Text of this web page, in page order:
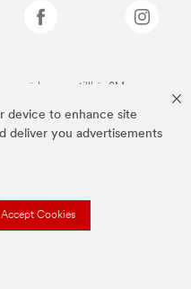
device to enhance site
deliver you advertisements
Accept Cookies
som tillhör 3M.